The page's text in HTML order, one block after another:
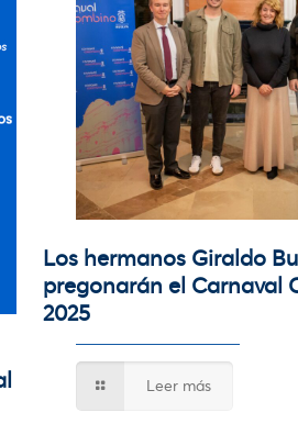
Los hermanos Giraldo
pregonarán el Carnaval
2025
Leer más